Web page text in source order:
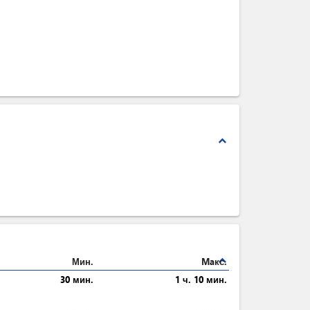
expand_less
expand_less
Мин.
Maкс.
30 мин.
1 ч. 10 мин.